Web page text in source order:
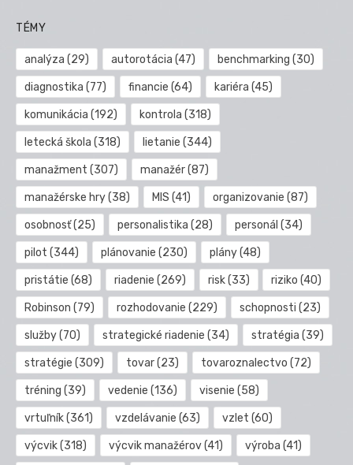
TÉMY
analýza (29) autorotácia (47) benchmarking (30)
diagnostika (77) financie (64) kariéra (45)
komunikácia (192) kontrola (318)
letecká škola (318) lietanie (344)
manažment (307) manažér(87)
manažérske hry(38) MIS (41) organizovanie (87)
osobnosť(25) personalistika (28) personál (34)
pilot (344) plánovanie (230) plány(48)
pristátie (68) riadenie (269) risk(33) riziko (40)
Robinson (79) rozhodovanie (229) schopnosti (23)
služby(70) strategické riadenie (34) stratégia (39)
stratégie (309) tovar(23) tovaroznalectvo (72)
tréning (39) vedenie (136) visenie (58)
vrtuľník(361) vzdelávanie (63) vzlet (60)
výcvik(318) výcvik manažérov(41) výroba (41)